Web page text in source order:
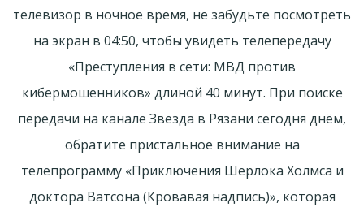
телевизор в ночное время, не забудьте посмотреть
на экран в 04:50, чтобы увидеть телепередачу
«Преступления в сети: МВД против
кибермошенников» длиной 40 минут. При поиске
передачи на канале Звезда в Рязани сегодня днём,
обратите пристальное внимание на
телепрограмму «Приключения Шерлока Холмса и
доктора Ватсона (Кровавая надпись)», которая